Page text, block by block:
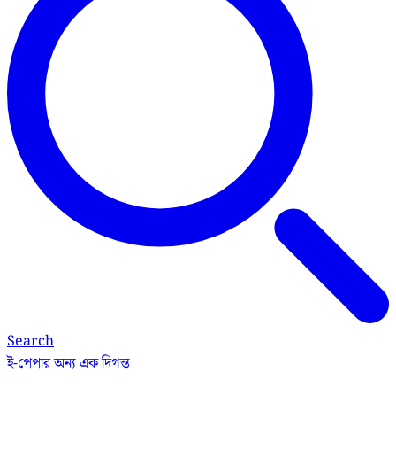
Search
ই-পেপারঅন্য এক দিগন্ত